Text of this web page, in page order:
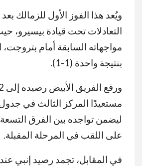
ويُعد هذا الفوز الأول للزمالك
التعادلات تحت قيادة بيسيرو،
مواجهاته السابقة أمام بتروجت،
بنتيجة واحدة (1-1).
مستعيدًا المركز الثالث في جدول
ليضمن تواجده بين الفرق
على اللقب في المرحلة المقبلة.